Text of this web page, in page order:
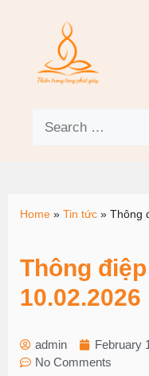
Home » Tin tức » Thông
Thông
10.02.2026
admin February
No Comments